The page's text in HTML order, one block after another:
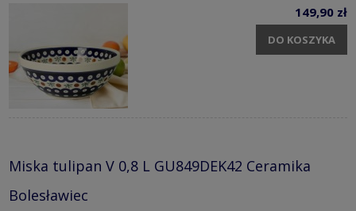
149,90 zł
DO KOSZYKA
Miska tulipan V 0,8 L GU849DEK42 Ceramika
Bolesławiec